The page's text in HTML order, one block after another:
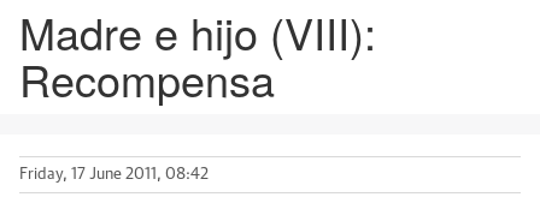
Madre e hijo (VIII):
Recompensa
Friday, 17 June 2011, 08:42